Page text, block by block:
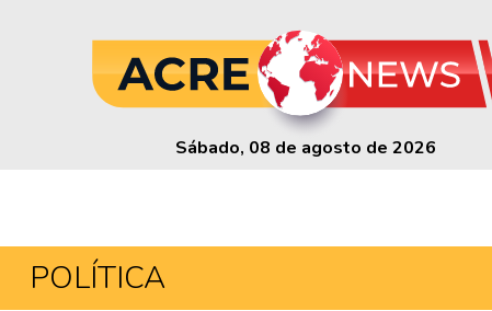
Sábado, 08 de agosto de 2026
POLÍTICA